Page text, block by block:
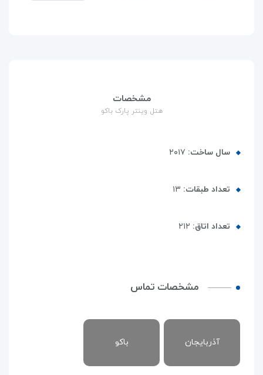
مشخصات
هتل وینتر پارک باکو
سال ساخت: ۲۰۱۷
تعداد طبقات: ۱۳
تعداد اتاق: ۲۱۲
مشخصات تماس
آذربایجان باکو